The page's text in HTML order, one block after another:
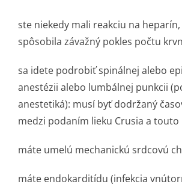
ste niekedy mali reakciu na
spôsobila závažný pokles počtu
sa idete podrobiť spinálnej alebo
anestézii alebo lumbálnej punkcii
anestetiká): musí byť dodržaný
medzi podaním lieku Crusia a
máte umelú mechanickú srdcovú
máte endokarditídu (infekcia